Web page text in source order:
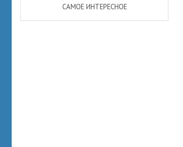
САМОЕ ИНТЕРЕСНОЕ